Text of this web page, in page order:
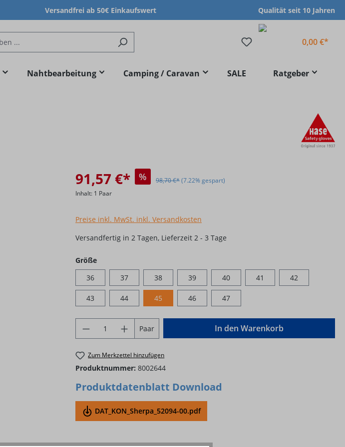
Versandfrei ab 50€ Einkaufswert Qualität seit 10 Jahren
0,00 €*
Nahtbearbeitung Camping / Caravan SALE Ratgeber
91,57 €* % 98,70 €*(7.22% gespart)
Inhalt: 1 Paar
Preise inkl. MwSt. inkl. Versandkosten
Versandfertig in 2 Tagen, Lieferzeit 2 - 3 Tage
Größeauswählen
36
37 38 39 40 41 42
43 44 45 46 47
Produkt Anzahl: Gib den gewünschten Wert
Paar In den Warenkorb
Zum Merkzettel hinzufügen
Produktnummer: 8002644
Produktdatenblatt Download
DAT_KON_Sherpa_52094-00.pdf